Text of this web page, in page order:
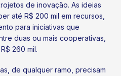
de inovação. As ideias
até R$ 200 mil em recursos,
para iniciativas que
duas ou mais cooperativas,
260 mil.
de qualquer ramo, precisam